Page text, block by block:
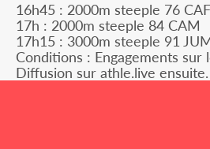
16h45 : 2000m steeple 76
17h : 2000m steeple 84 CAM
17h15 : 3000m steeple 91
Conditions : Engagements sur
Diffusion sur athle.live ensuite.